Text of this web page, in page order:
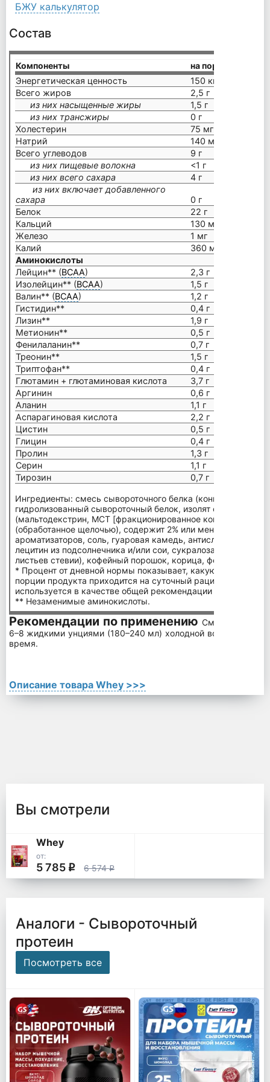
БЖУ калькулятор
Состав
Компоненты
на порцию (38 г)
Энергетическая ценность
150 ккал
Всего жиров
2,5 г
из них насыщенные жиры
1,5 г
из них трансжиры
0 г
Холестерин
75 мг
Натрий
140 мг
Всего углеводов
9 г
из них пищевые волокна
<1 г
из них всего сахара
4 г
из них включает добавленного
сахара
0 г
Белок
22 г
Кальций
130 мг
Железо
1 мг
Калий
360 мг
Аминокислоты
Лейцин** (ВСАА)
2,3 г
Изолейцин** (ВСАА)
1,5 г
Валин** (ВСАА)
1,2 г
Гистидин**
0,4 г
Лизин**
1,9 г
Метионин**
0,5 г
Фенилаланин**
0,7 г
Треонин**
1,5 г
Триптофан**
0,4 г
Глютамин + глютаминовая кислота
3,7 г
Аргинин
0,6 г
Аланин
1,1 г
Аспарагиновая кислота
2,2 г
Цистин
0,5 г
Глицин
0,4 г
Пролин
1,3 г
Серин
1,1 г
Тирозин
0,7 г
Ингредиенты: смесь сывороточного белка (концентрат
гидролизованный сывороточный белок, изолят
(мальтодекстрин, МСТ [фракционированное кокосовое]
(обработанное щелочью), содержит 2% или менее:
ароматизаторов, соль, гуаровая камедь, антислеживающего
лецитин из подсолнечника и/или сои, сукралоза,
листьев стевии), кофейный порошок, корица, ферменты
* Процент от дневной нормы показывает, какую долю
порции продукта приходится на суточный рацион. 2000
используется в качестве общей рекомендации по питанию.
** Незаменимые аминокислоты.
Рекомендации по применению Смешайте 1
6–8 жидкими унциями (180–240 мл) холодной воды или
время.
Описание товара Whey >>>
Вы смотрели
Whey
от:
5 785 q 6 574q
Аналоги - Сывороточный
протеин
Посмотреть все